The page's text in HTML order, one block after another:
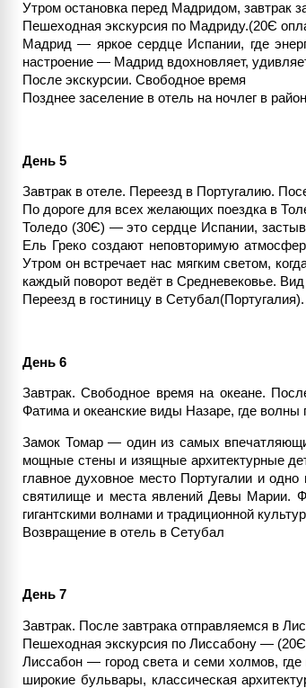
Утром остановка перед Мадридом, завтрак
Пешеходная экскурсия по Мадриду.(20Є
Мадрид — яркое сердце Испании, где
настроение — Мадрид вдохновляет,
После экскурсии. Свободное время
Позднее заселение в отель на ночлег в
День 5
Завтрак в отеле. Переезд в Португалию.
По дороге для всех желающих поездка в
Толедо (30Є) — это сердце Испании,
Ель Греко создают неповторимую
Утром он встречает нас мягким светом,
каждый поворот ведёт в Средневековье.
Переезд в гостиницу в
День 6
Завтрак. Свободное время на океане.
Фатима и океанские виды Назаре, где
Замок Томар — один из самых
мощные стены и изящные архитектурные
главное духовное место Португалии и
святилище и места явлений Девы Марии.
гигантскими волнами и традиционной
Возвращение в отель в Сетубал
День 7
Завтрак. После завтрака отправляемся в
Пешеходная экскурсия по Лиссабону —
Лиссабон — город света и семи холмов,
широкие бульвары, классическая